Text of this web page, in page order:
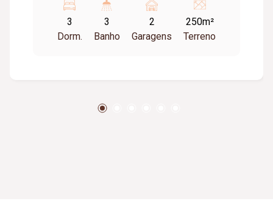
em todos quartos Banheiros com 2 chuveiros
Concertina nos muros Ampla bancada em
granito na cozinha Pé direito 5 metros da casa
3
Dorm.
3
Banho
2
Garagens
250m²
Terreno